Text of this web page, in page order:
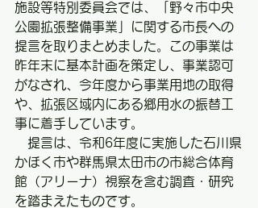
施設等特別委員会では、「野々市中央
公園拡張整備事業」に関する市長への
提言を取りまとめました。この事業は
昨年末に基本計画を策定し、事業認可
がなされ、今年度から事業用地の取得
や、拡張区域内にある郷用水の振替工
事に着手しています。
提言は、令和6年度に実施した石川県
かほく市や群馬県太田市の市総合体育
館（アリーナ）視察を含む調査・研究
を踏まえたものです。